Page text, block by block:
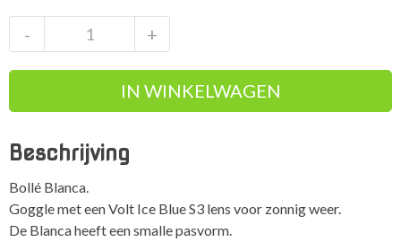
Blanca
Volt
Blue
Volt
aantal
+
-
IN WINKELWAGEN
Beschrijving
Bollé Blanca.
Goggle met een Volt Ice Blue S3 lens voor zonnig weer.
De Blanca heeft een smalle pasvorm.